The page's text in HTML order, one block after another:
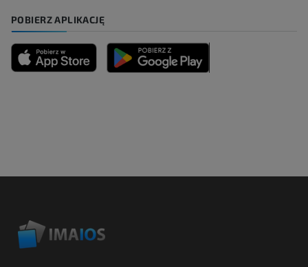
POBIERZ APLIKACJĘ